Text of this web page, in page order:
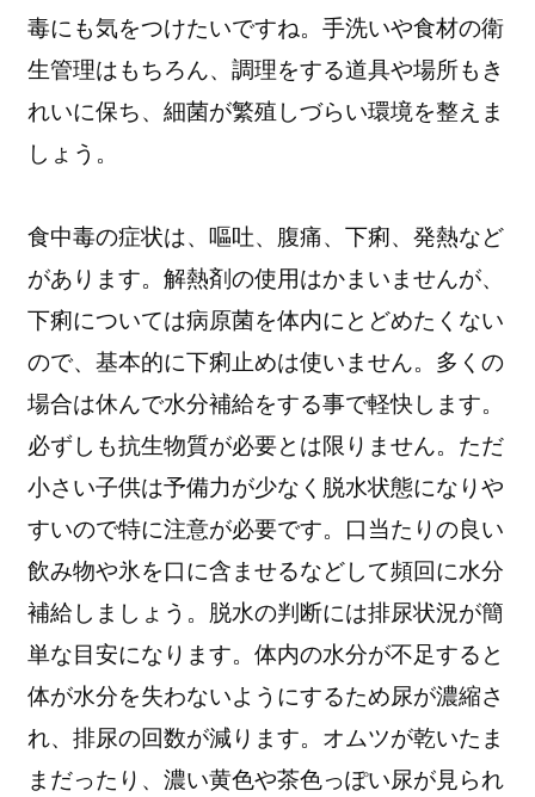
毒にも気をつけたいですね。手洗いや食材の衛
生管理はもちろん、調理をする道具や場所もき
れいに保ち、細菌が繁殖しづらい環境を整えま
しょう。
食中毒の症状は、嘔吐、腹痛、下痢、発熱など
があります。解熱剤の使用はかまいませんが、
下痢については病原菌を体内にとどめたくない
ので、基本的に下痢止めは使いません。多くの
場合は休んで水分補給をする事で軽快します。
必ずしも抗生物質が必要とは限りません。ただ
小さい子供は予備力が少なく脱水状態になりや
すいので特に注意が必要です。口当たりの良い
飲み物や氷を口に含ませるなどして頻回に水分
補給しましょう。脱水の判断には排尿状況が簡
単な目安になります。体内の水分が不足すると
体が水分を失わないようにするため尿が濃縮さ
れ、排尿の回数が減ります。オムツが乾いたま
まだったり、濃い黄色や茶色っぽい尿が見られ